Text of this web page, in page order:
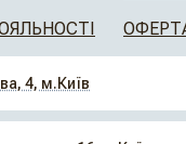
4, м.Київ